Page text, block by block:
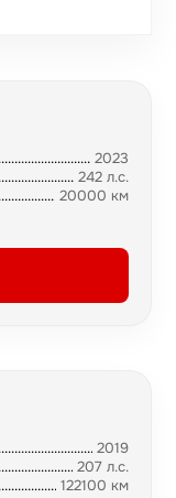
2023
242 л.с.
20000 км
2019
207 л.с.
122100 км